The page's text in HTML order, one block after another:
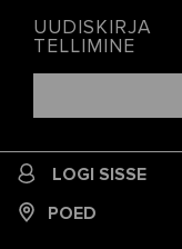
UUDISKIRJA
TELLIMINE
LOGI SISSE
POED